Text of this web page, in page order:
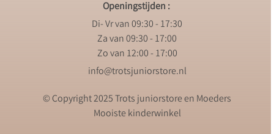
Openingstijden :
Di- Vr van 09:30 - 17:30
Za van 09:30 - 17:00
Zo van 12:00 - 17:00
info@trotsjuniorstore.nl
© Copyright 2025 Trots juniorstore en Moeders
Mooiste kinderwinkel